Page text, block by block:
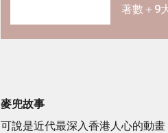
著數＋9
麥兜故事
可說是近代最深入香港人心的動